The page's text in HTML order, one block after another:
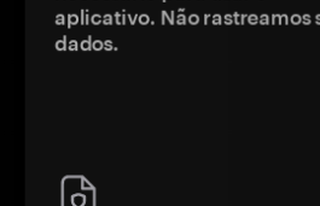
aplicativo. Não rastreamos
dados.